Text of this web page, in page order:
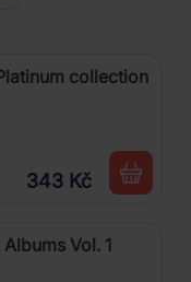
collection
343 Kč
Vol. 1